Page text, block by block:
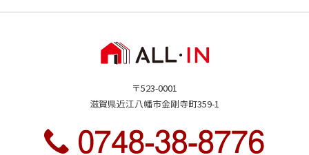
〒523-0001
滋賀県近江八幡市金剛寺町359-1